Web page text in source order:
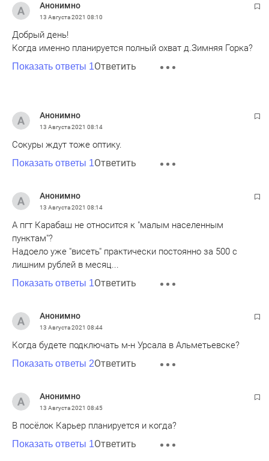
Анонимно
13 Августа 2021 08:10
Добрый день!
Когда именно планируется полный охват д.Зимняя Горка?
Показать ответы 1Ответить
Анонимно
13 Августа 2021 08:14
Сокуры ждут тоже оптику.
Показать ответы 1Ответить
Анонимно
13 Августа 2021 08:14
А пгт Карабаш не относится к "малым населенным
пунктам"?
Надоело уже "висеть" практически постоянно за 500 с
лишним рублей в месяц...
Показать ответы 1Ответить
Анонимно
13 Августа 2021 08:44
Когда будете подключать м-н Урсала в Альметьевске?
Показать ответы 2Ответить
Анонимно
13 Августа 2021 08:45
В посёлок Карьер планируется и когда?
Показать ответы 1Ответить